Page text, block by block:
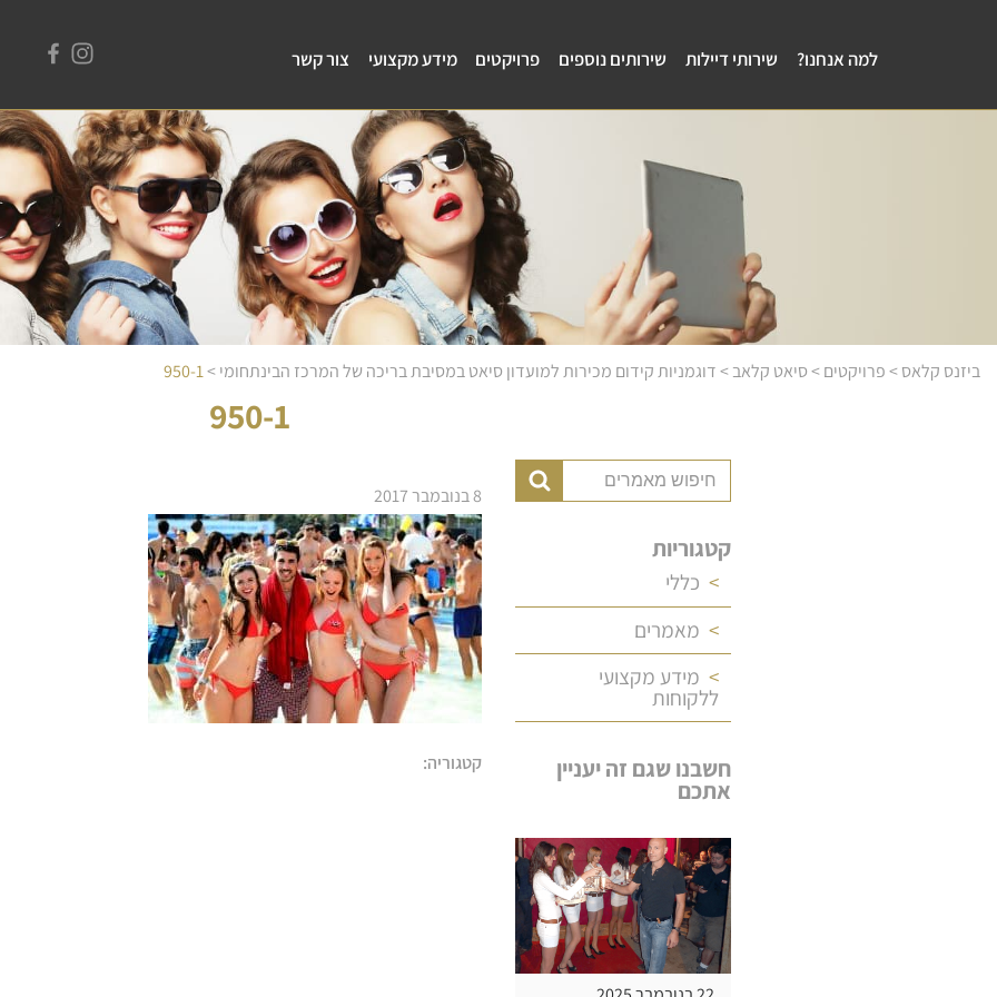
למה אנחנו? שירותי דיילות שירותים נוספים פרויקטים מידע מקצועי צור קשר
ביזנס קלאס>פרויקטים>סיאט קלאב>דוגמניות קידום מכירות למועדון סיאט במסיבת בריכה של המרכז הבינתחומי>
950-1
950-1
קטגוריות
כללי
מאמרים
מידע מקצועי
ללקוחות
חשבנו שגם זה יעניין
אתכם
8 בנובמבר 2017
קטגוריה: